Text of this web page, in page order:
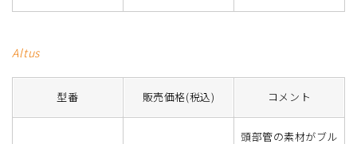
Altus
型番 販売価格(税込) コメント
頭部管の素材がブル